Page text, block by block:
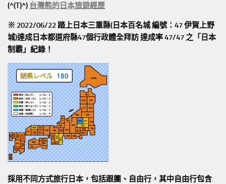
(^(T)^) 台灣熊的日本旅遊經歷
※ 2022/06/22 踏上日本三重縣(日本百名城 編號：47 伊賀上野
城)達成日本都道府縣47個行政體全拜訪達成率 47/47 之「日本
制霸」紀錄！
採用不同方式旅行日本，包括跟團、自由行，其中自由行包含